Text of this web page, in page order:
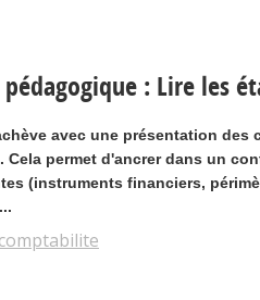
pédagogique : Lire les
avec une présentation
Cela permet d'ancrer dans un
(instruments financiers,
comptabilite